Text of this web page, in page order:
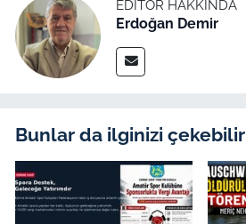
EDITÖR HAKKINDA
Erdoğan Demir
Bunlar da ilginizi çekebilir